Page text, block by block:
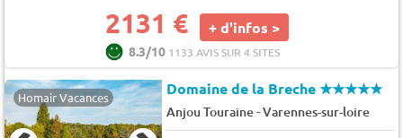
2131 € + d'infos >
8.3/10 1133 AVIS SUR 4 SITES
Homair Vacances Domaine de la Breche★★★★★
Anjou Touraine-Varennes-sur-loire